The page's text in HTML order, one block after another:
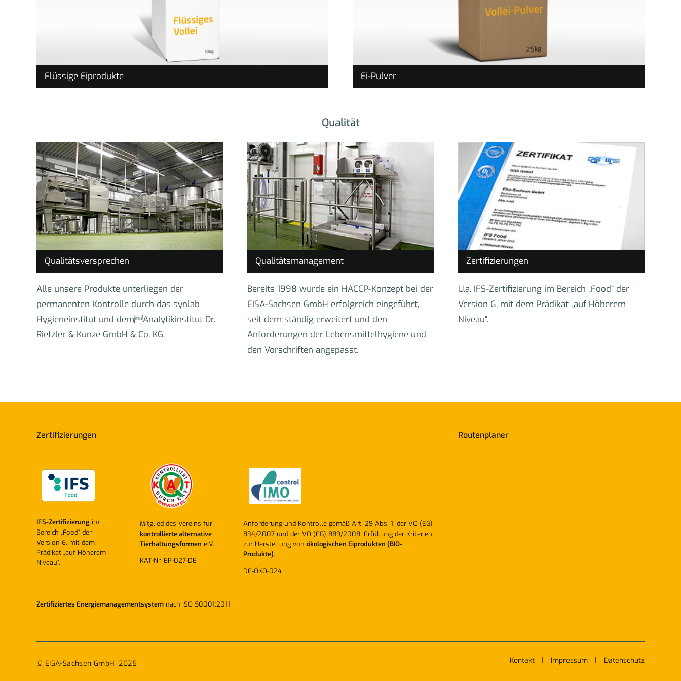
Flüssige Eiprodukte Ei-Pulver
Qualität
Qualitätsversprechen
Alle unsere Produkte unterliegen der
permanenten Kontrolle durch das synlab
Hygieneinstitut und demAnalytikinstitut Dr.
Rietzler & Kunze GmbH & Co. KG.
Qualitätsmanagement
Bereits 1998 wurde ein HACCP-Konzept bei der
EISA-Sachsen GmbH erfolgreich eingeführt,
seit dem ständig erweitert und den
Anforderungen der Lebensmittelhygiene und
den Vorschriften angepasst.
Zertifizierungen
U.a. IFS-Zertifizierung im Bereich „Food“ der
Version 6, mit dem Prädikat „auf Höherem
Niveau“.
Zertifizierungen
IFS-Zertifizierungim
Bereich „Food“ der
Version 6, mit dem
Prädikat „auf Höherem
Niveau“.
Mitglied des Vereins für
kontrollierte alternative
Tierhaltungsformen e.V.
KAT-Nr. EP-027-DE
Anforderung und Kontrolle gemäß Art. 29 Abs. 1, der VO (EG)
834/2007 und der VO (EG) 889/2008. Erfüllung der Kriterien
zur Herstellung von ökologischen Eiprodukten (BIO-
Produkte).
DE-ÖKO-024
Zertifiziertes Energiemanagementsystemnach ISO 50001:2011
Routenplaner
© EISA-Sachsen GmbH, 2025 Kontakt | Impressum | Datenschutz